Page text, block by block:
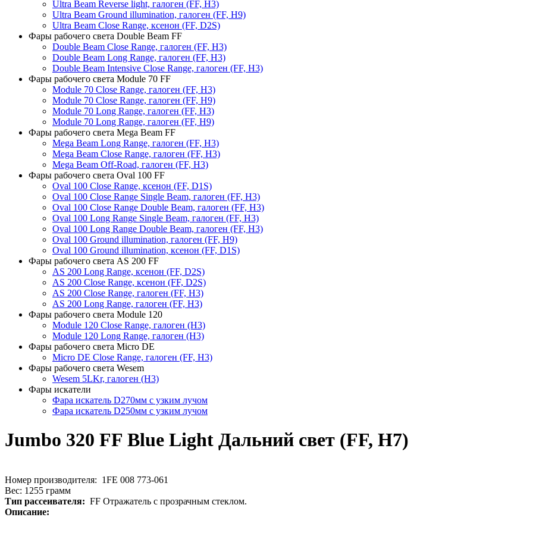
Ultra Beam Reverse light, галоген (FF, H3)
Ultra Beam Ground illumination, галоген (FF, H9)
Ultra Beam Close Range, ксенон (FF, D2S)
Фары рабочего света Double Beam FF
Double Beam Close Range, галоген (FF, H3)
Double Beam Long Range, галоген (FF, H3)
Double Beam Intensive Close Range, галоген (FF, H3)
Фары рабочего света Module 70 FF
Module 70 Close Range, галоген (FF, H3)
Module 70 Close Range, галоген (FF, H9)
Module 70 Long Range, галоген (FF, H3)
Module 70 Long Range, галоген (FF, H9)
Фары рабочего света Mega Beam FF
Mega Beam Long Range, галоген (FF, H3)
Mega Beam Close Range, галоген (FF, H3)
Mega Beam Off-Road, галоген (FF, H3)
Фары рабочего света Oval 100 FF
Oval 100 Close Range, ксенон (FF, D1S)
Oval 100 Close Range Single Beam, галоген (FF, H3)
Oval 100 Close Range Double Beam, галоген (FF, H3)
Oval 100 Long Range Single Beam, галоген (FF, H3)
Oval 100 Long Range Double Beam, галоген (FF, H3)
Oval 100 Ground illumination, галоген (FF, H9)
Oval 100 Ground illumination, ксенон (FF, D1S)
Фары рабочего света AS 200 FF
AS 200 Long Range, ксенон (FF, D2S)
AS 200 Close Range, ксенон (FF, D2S)
AS 200 Close Range, галоген (FF, H3)
AS 200 Long Range, галоген (FF, H3)
Фары рабочего света Module 120
Module 120 Close Range, галоген (H3)
Module 120 Long Range, галоген (H3)
Фары рабочего света Micro DE
Micro DE Close Range, галоген (FF, H3)
Фары рабочего света Wesem
Wesem 5LKr, галоген (H3)
Фары искатели
Фара искатель D270мм с узким лучом
Фара искатель D250мм с узким лучом
Jumbo 320 FF Blue Light Дальний свет (FF, H7)
Номер производителя: 1FE 008 773-061
Вес: 1255 грамм
Тип рассеивателя: FF Отражатель с прозрачным стеклом.
Описание: